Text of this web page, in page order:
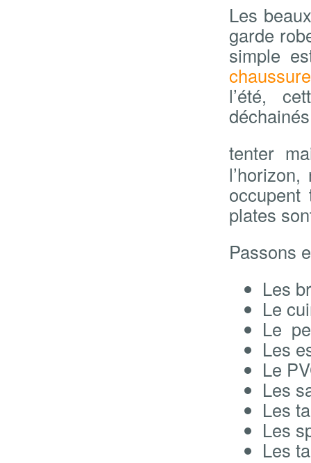
Les
garde
simple
l’été,
tenter
plates
Passons
Les
Le
Le
Les
Le
Les
Les
Les
Les